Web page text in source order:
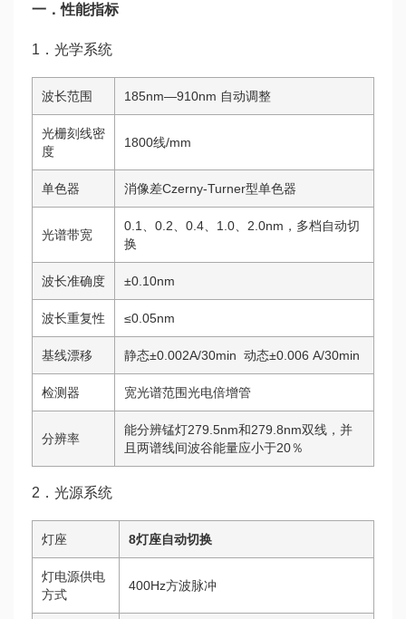
一．性能指标
1．光学系统
波长范围 185nm—910nm 自动调整
光栅刻线密
度
1800线/mm
单色器 消像差Czerny-Turner型单色器
光谱带宽
0.1、0.2、0.4、1.0、2.0nm，多档自动切
换
波长准确度 ±0.10nm
波长重复性 ≤0.05nm
基线漂移 静态±0.002A/30min 动态±0.006 A/30min
检测器 宽光谱范围光电倍增管
分辨率
能分辨锰灯279.5nm和279.8nm双线，并
且两谱线间波谷能量应小于20％
2．光源系统
灯座 8灯座自动切换
灯电源供电
方式
400Hz方波脉冲